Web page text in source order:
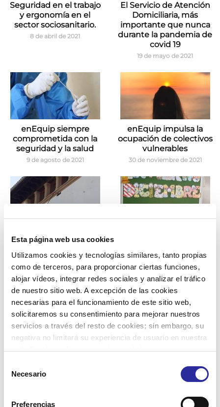
Esta página web usa cookies
Utilizamos cookies y tecnologías similares, tanto propias
como de terceros, para proporcionar ciertas funciones,
alojar vídeos, integrar redes sociales y analizar el tráfico
de nuestro sitio web. A excepción de las cookies
necesarias para el funcionamiento de este sitio web,
solicitaremos su consentimiento para mejorar nuestros
servicios a través del resto de cookies; sin embargo, su
negativa no limitará su experiencia de usuario en nuestra
web. Puede configurar o rechazar de forma
más información, puede consultar nuestra
Política de
Necesario
Preferencias
Seguridad en el trabajo
y ergonomía en el
sector sociosanitario.
8 de abril de 2021
El Servicio de Atención
Domiciliaria, más
importante que nunca
durante la pandemia de
covid 19
19 de mayo de 2021
enEquip siempre
comprometida con la
seguridad y la salud
9 de agosto de 2021
enEquip impulsa la
ocupación de colectivos
vulnerables
30 de noviembre de 2021
con agua osmotizada:
una alternativa
comprometida con el
medio ambiente
15 de diciembre de 2021
herramienta a favor del
bienestar de las
personas mayores.
26 de enero de 2022
de lectura inclusivos.
mayores y/o
dependientes, una
oportunidades.